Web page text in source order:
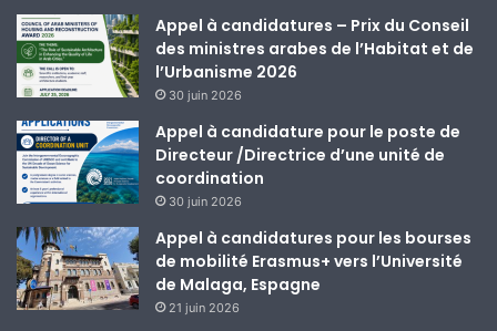
Appel à candidatures – Prix du Conseil
des ministres arabes de l’Habitat et de
l’Urbanisme 2026
30 juin 2026
Appel à candidature pour le poste de
Directeur /Directrice d’une unité de
coordination
30 juin 2026
Appel à candidatures pour les bourses
de mobilité Erasmus+ vers l’Université
de Malaga, Espagne
21 juin 2026